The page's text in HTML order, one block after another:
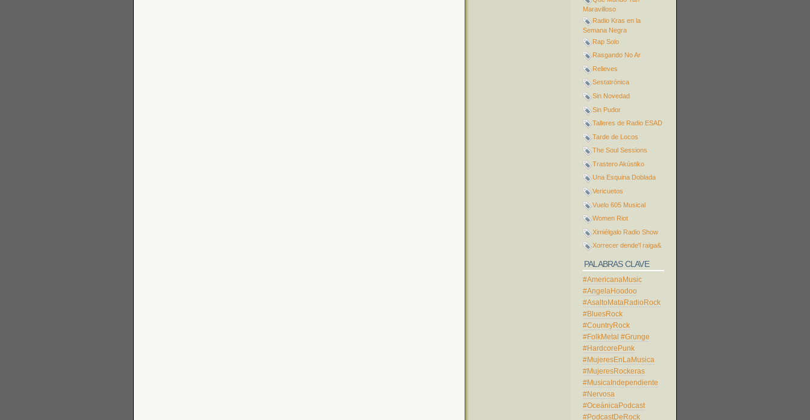
Maravilloso
Radio Kras en la
Semana Negra
Rap Solo
Rasgando No Ar
Relieves
Sestatrónica
Sin Novedad
Sin Pudor
Talleres de Radio ESAD
Tarde de Locos
The Soul Sessions
Trastero Akústiko
Una Esquina Doblada
Vericuetos
Vuelo 605 Musical
Women Riot
Ximiélgalo Radio Show
Xorrecer dende'l raiga&
PALABRAS CLAVE
#AmericanaMusic
#AngelaHoodoo
#AsaltoMataRadioRock
#BluesRock
#CountryRock
#FolkMetal #Grunge
#HardcorePunk
#MujeresEnLaMusica
#MujeresRockeras
#MusicaIndependiente
#Nervosa
#OceánicaPodcast
#PodcastDeRock